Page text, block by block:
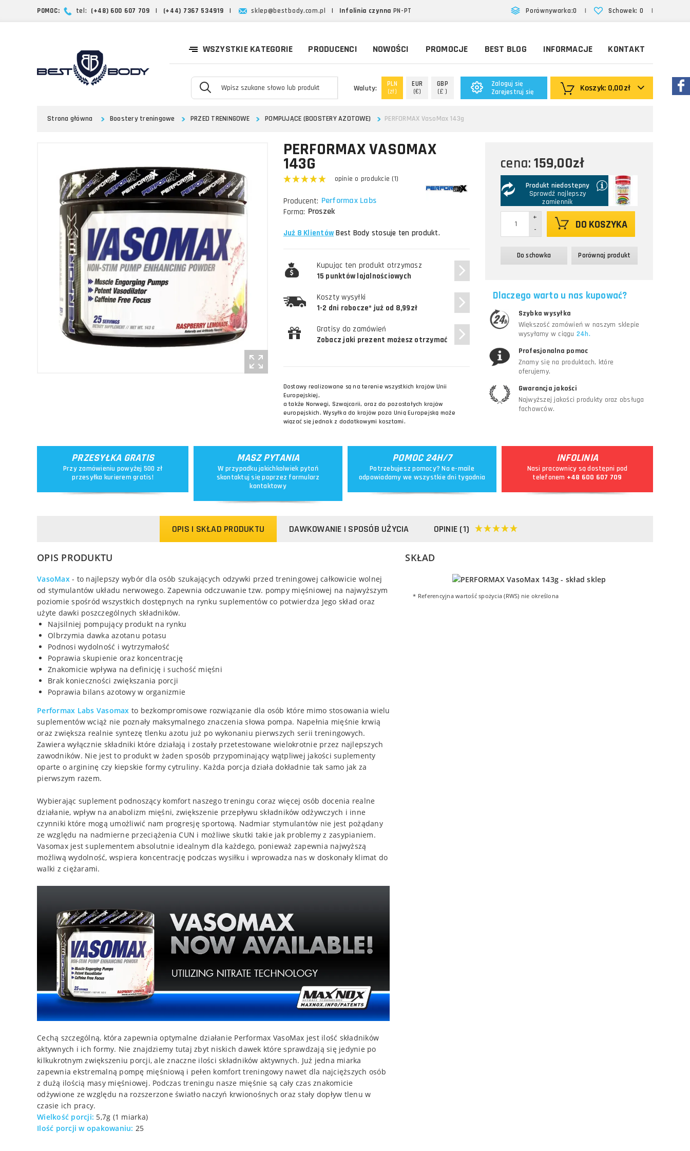
Schowek: 0 |
Porównywarka:0 |
POMOC: tel: (+48) 600 607 709 | (+44) 7367 534919 | sklep@bestbody.com.pl | Infolinia czynna PN-PT
WSZYSTKIE KATEGORIE PRODUCENCI NOWOŚCI PROMOCJE BEST BLOG INFORMACJE KONTAKT
Koszyk: 0,00zł
Zaloguj się
Zarejestruj się
Waluty:
PLN
(zł)
EUR
(€)
GBP
(£ )
Strona główna Boostery treningowe PRZED TRENINGOWE POMPUJĄCE (BOOSTERY AZOTOWE) PERFORMAX VasoMax 143g
PERFORMAX VASOMAX
143G
opinie o produkcie (1)
Producent: Performax Labs
Forma: Proszek
Już 8 Klientów Best Body stosuje ten produkt.
Kupując ten produkt otrzymasz
15 punktów lojalnościowych
Koszty wysyłki
1-2 dni robocze* już od 8,99zł
Gratisy do zamówień
Zobacz jaki prezent możesz otrzymać
Dostawy realizowane są na terenie wszystkich krajów Unii
Europejskiej,
a także Norwegi, Szwajcarii, oraz do pozostałych krajów
europejskich. Wysyłka do krajów poza Unią Europejską może
wiązać się jednak z dodatkowymi kosztami.
cena: 159,00zł
Produkt niedostępny
Sprawdź najlepszy
zamiennik
-
+
DO KOSZYKA
Do schowka Porównaj produkt
Dlaczego warto u nas kupować?
Szybka wysyłka
Większość zamówień w naszym sklepie
wysyłamy w ciągu 24h.
Profesjonalna pomoc
Znamy się na produktach, które
oferujemy.
Gwarancja jakości
Najwyższej jakości produkty oraz obsługa
fachowców.
PRZESYŁKA GRATIS
Przy zamówieniu powyżej 500 zł
przesyłka kurierem gratis!
MASZ PYTANIA
W przypadku jakichkolwiek pytań
skontaktuj się poprzez formularz
kontaktowy
POMOC 24H/7
Potrzebujesz pomocy? Na e-maile
odpowiadamy we wszystkie dni tygodnia
INFOLINIA
Nasi pracownicy są dostępni pod
telefonem +48 600 607 709
OPIS I SKŁAD PRODUKTU DAWKOWANIE I SPOSÓB UŻYCIA OPINIE (1)
OPIS PRODUKTU
VasoMax- to najlepszy wybór dla osób szukających odzywki przed treningowej całkowicie wolnej
od stymulantów układu nerwowego. Zapewnia odczuwanie tzw. pompy mięśniowej na najwyższym
poziomie spośród wszystkich dostępnych na rynku suplementów co potwierdza Jego skład oraz
użyte dawki poszczególnych składników.
Najsilniej pompujący produkt na rynku
Olbrzymia dawka azotanu potasu
Podnosi wydolność i wytrzymałość
Poprawia skupienie oraz koncentrację
Znakomicie wpływa na definicję i suchość mięśni
Brak konieczności zwiększania porcji
Poprawia bilans azotowy w organizmie
Performax Labs Vasomax to bezkompromisowe rozwiązanie dla osób które mimo stosowania wielu
suplementów wciąż nie poznały maksymalnego znaczenia słowa pompa. Napełnia mięśnie krwią
oraz zwiększa realnie syntezę tlenku azotu już po wykonaniu pierwszych serii treningowych.
Zawiera wyłącznie składniki które działają i zostały przetestowane wielokrotnie przez najlepszych
zawodników. Nie jest to produkt w żaden sposób przypominający wątpliwej jakości suplementy
oparte o argininę czy kiepskie formy cytruliny. Każda porcja działa dokładnie tak samo jak za
pierwszym razem.
Wybierając suplement podnoszący komfort naszego treningu coraz więcej osób docenia realne
działanie, wpływ na anabolizm mięśni, zwiększenie przepływu składników odżywczych i inne
czynniki które mogą umożliwić nam progresję sportową. Nadmiar stymulantów nie jest pożądany
ze względu na nadmierne przeciążenia CUN i możliwe skutki takie jak problemy z zasypianiem.
Vasomax jest suplementem absolutnie idealnym dla każdego, ponieważ zapewnia najwyższą
możliwą wydolność, wspiera koncentrację podczas wysiłku i wprowadza nas w doskonały klimat do
walki z ciężarami.
Cechą szczególną, która zapewnia optymalne działanie Performax VasoMax jest ilość składników
aktywnych i ich formy. Nie znajdziemy tutaj zbyt niskich dawek które sprawdzają się jedynie po
kilkukrotnym zwiększeniu porcji, ale znaczne ilości składników aktywnych. Już jedna miarka
zapewnia ekstremalną pompę mięśniową i pełen komfort treningowy nawet dla najcięższych osób
z dużą ilością masy mięśniowej. Podczas treningu nasze mięśnie są cały czas znakomicie
odżywione ze względu na rozszerzone światło naczyń krwionośnych oraz stały dopływ tlenu w
czasie ich pracy.
Wielkość porcji: 5,7g (1 miarka)
Ilość porcji w opakowaniu: 25
SKŁAD
* Referencyjna wartość spożycia (RWS) nie określona